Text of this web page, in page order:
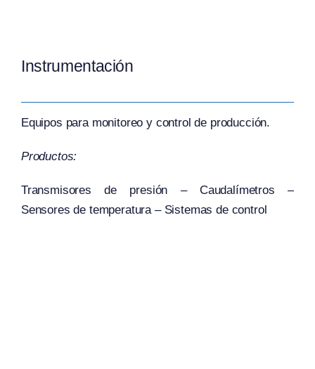
Instrumentación
Equipos para monitoreo y control de producción.
Productos:
Transmisores de presión – Caudalímetros –
Sensores de temperatura – Sistemas de control